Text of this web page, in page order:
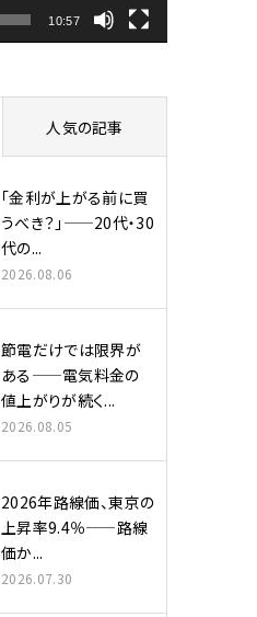
10:57
人気の記事
「金利が上がる前に買
うべき？」——20代・30
代の...
2026.08.06
節電だけでは限界が
ある——電気料金の
値上がりが続く...
2026.08.05
2026年路線価、東京の
上昇率9.4％——路線
価か...
2026.07.30